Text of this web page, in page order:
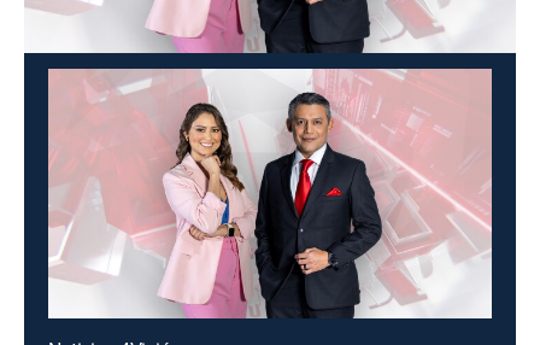
This content is currently unavailable with a DIRECTV
Package or Genre Pack.